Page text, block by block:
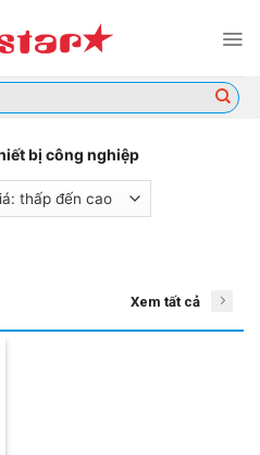
bị công nghiệp
Xem tất cả